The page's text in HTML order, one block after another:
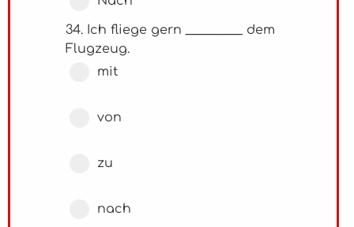
34. Ich fliege gern _________ dem
Flugzeug.
mit
von
zu
nach